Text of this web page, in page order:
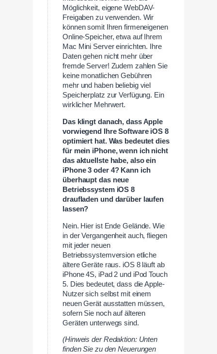
Möglichkeit, eigene WebDAV-
Freigaben zu verwenden. Wir
können somit Ihren firmeneigenen
Online-Speicher, etwa auf Ihrem
Mac Mini Server einrichten. Ihre
Daten gehen nicht mehr über
fremde Server! Zudem zahlen Sie
keine monatlichen Gebühren
mehr und haben beliebig viel
Speicherplatz zur Verfügung. Ein
wirklicher Mehrwert.
Das klingt danach, dass Apple
vorwiegend Ihre Software iOS 8
optimiert hat. Was bedeutet dies
für mein iPhone, wenn ich nicht
das aktuellste habe, also ein
iPhone 3 oder 4? Kann ich
überhaupt das neue
Betriebssystem iOS 8
draufladen und darüber laufen
lassen?
Nein. Hier ist Ende Gelände. Wie
in der Vergangenheit auch, fliegen
mit jeder neuen
Betriebssystemversion etliche
ältere Geräte raus. iOS 8 läuft ab
iPhone 4S, iPad 2 und iPod Touch
5. Dies bedeutet, dass die Apple-
Nutzer sich selbst mit einem
neuen Gerät ausstatten müssen,
sofern Sie noch auf älteren
Geräten unterwegs sind.
(Hinweis der Redaktion: Unten
finden Sie zu den Neuerungen